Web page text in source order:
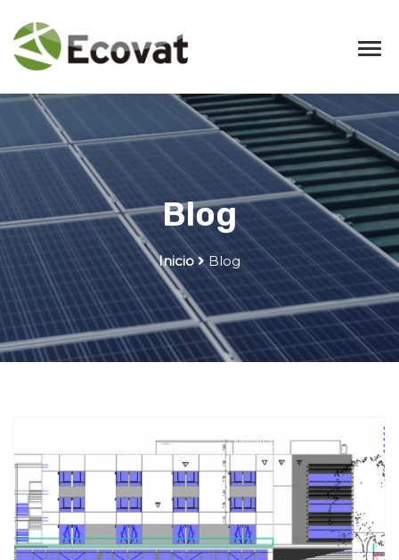
Blog
Inicio Blog